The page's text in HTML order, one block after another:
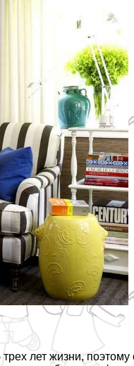
лет жизни,